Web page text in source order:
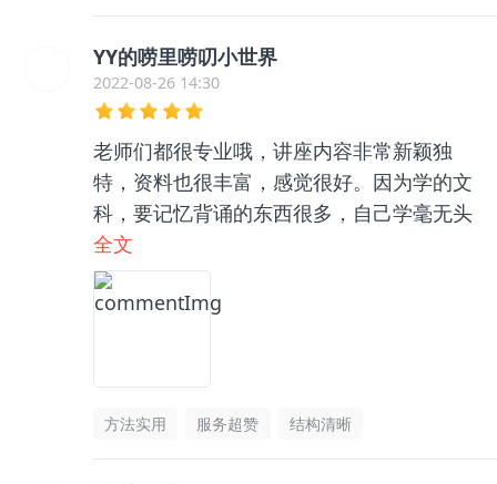
YY的唠里唠叨小世界
2022-08-26 14:30
老师们都很专业哦，讲座内容非常新颖独
特，资料也很丰富，感觉很好。因为学的文
科，要记忆背诵的东西很多，自己学毫无头
绪，和咨询老师聊了之后收获很大，逻辑框
架清晰了很多，总之很推荐👍🏻
全文
方法实用 服务超赞 结构清晰